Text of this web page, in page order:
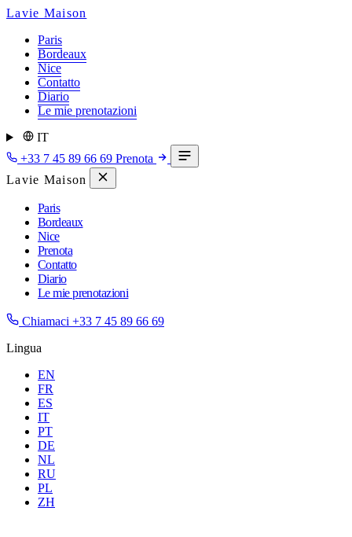
Lavie Maison
Paris
Bordeaux
Nice
Contatto
Diario
Le mie prenotazioni
IT
+33 7 45 89 66 69 Prenota
Lavie Maison
Paris
Bordeaux
Nice
Prenota
Contatto
Diario
Le mie prenotazioni
Chiamaci +33 7 45 89 66 69
Lingua
EN
FR
ES
IT
PT
DE
NL
RU
PL
ZH
Dove Tutte